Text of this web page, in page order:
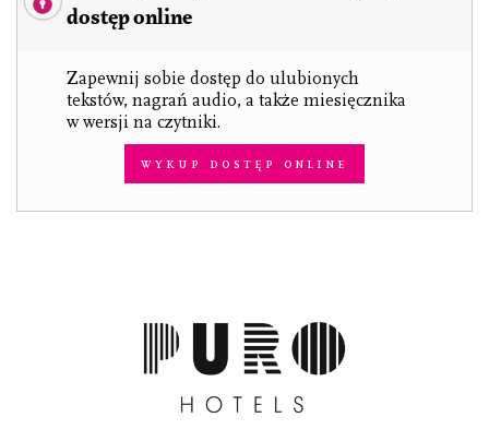
dostęp online
Zapewnij sobie dostęp do ulubionych
tekstów, nagrań audio, a także miesięcznika
w wersji na czytniki.
Wykup dostęp online